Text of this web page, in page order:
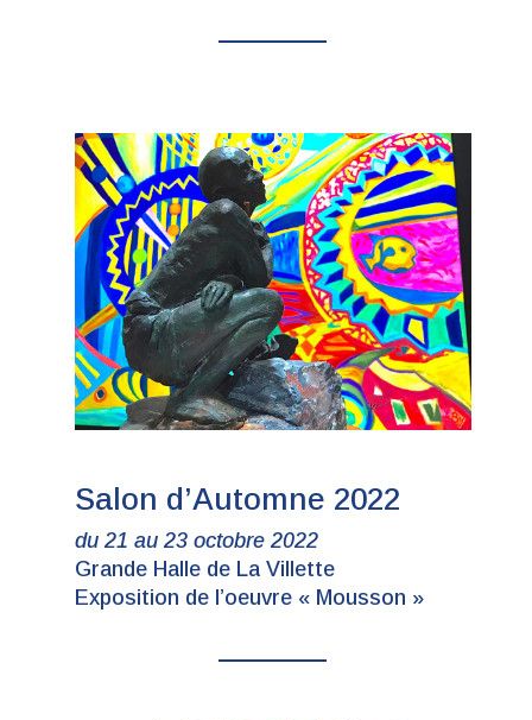
Salon d’Automne 2022
du 21 au 23 octobre 2022
Grande Halle de La Villette
Exposition de l’oeuvre « Mousson »